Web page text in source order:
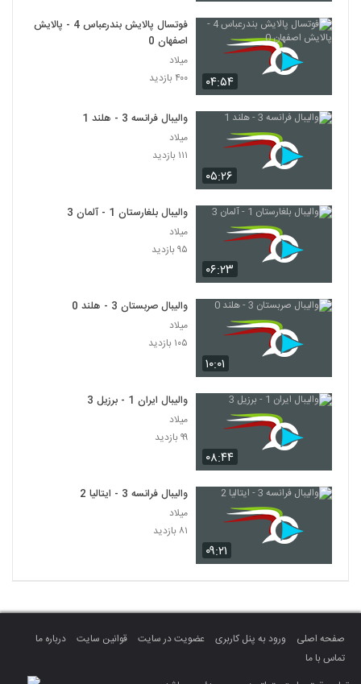
۰۴:۵۴
فوتسال پالایش بندرعباس 4 - پالایش
اصفهان 0
میلاد
۴۰۰ بازدید
۰۵:۲۶
والیبال فرانسه 3 - هلند 1
میلاد
۱۱۱ بازدید
۰۶:۲۳
والیبال بلغارستان 1 - آلمان 3
میلاد
۹۵ بازدید
۱۰:۰۱
والیبال صربستان 3 - هلند 0
میلاد
۱۰۵ بازدید
۰۸:۴۴
والیبال ایران 1 - برزیل 3
میلاد
۹۹ بازدید
۰۹:۲۱
والیبال فرانسه 3 - ایتالیا 2
میلاد
۸۱ بازدید
صفحه اصلی ورود به پنل کاربری عضویت در سایت قوانین سایت
درباره ما
تماس با ما